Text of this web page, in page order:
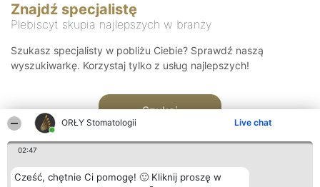
ORŁY Stomatologii Live chat
02:47
Cześć, chętnie Ci pomogę! 🙂 Kliknij proszę w
Znajdź specjalistę
Plebiscyt skupia najlepszych w branży
Szukasz specjalisty w pobliżu Ciebie? Sprawdź naszą
wyszukiwarkę. Korzystaj tylko z usług najlepszych!
Szukaj